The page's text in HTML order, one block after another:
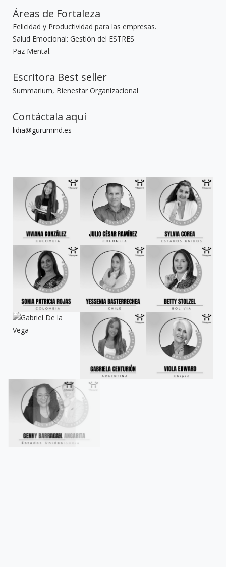
Áreas de Fortaleza
Felicidad y Productividad para las empresas.
Salud Emocional: Gestión del ESTRES
Paz Mental.
Escritora Best seller
Summarium, Bienestar Organizacional
Contáctala aquí
lidia@gurumind.es